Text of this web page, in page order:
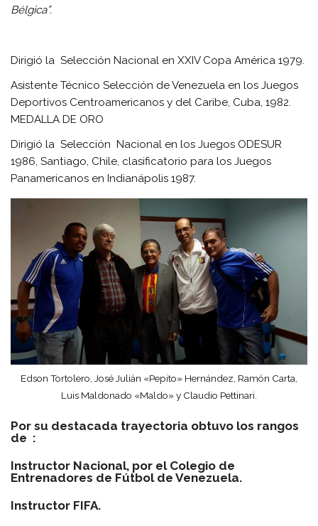
Bélgica”.
Dirigió la Selección Nacional en XXIV Copa América 1979.
Asistente Técnico Selección de Venezuela en los Juegos
Deportivos Centroamericanos y del Caribe, Cuba, 1982.
MEDALLA DE ORO
Dirigió la Selección Nacional en los Juegos ODESUR
1986, Santiago, Chile, clasificatorio para los Juegos
Panamericanos en Indianápolis 1987.
Edson Tortolero, José Julián «Pepito» Hernández, Ramón Carta,
Luis Maldonado «Maldo» y Claudio Pettinari.
Por su destacada trayectoria obtuvo los rangos
de :
Instructor Nacional, por el Colegio de
Entrenadores de Fútbol de Venezuela.
Instructor FIFA.